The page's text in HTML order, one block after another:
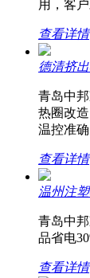
用，客
查看详情
德清挤
青岛中
热圈改
温控准确
查看详情
温州注
青岛中
品省电
查看详情